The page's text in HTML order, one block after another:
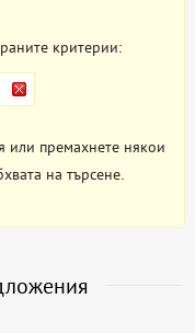
критерии:
или премахнете някои
на търсене.